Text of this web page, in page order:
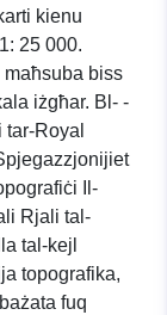
kienu
25 000.
biss
iżgħar. Bl- -
Royal
Il-
Rjali tal-
tal-kejl
topografika,
fuq